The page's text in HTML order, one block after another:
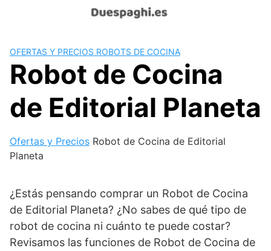
OFERTAS Y PRECIOS ROBOTS DE COCINA
Robot de Cocina
de Editorial Planeta
Ofertas y Precios Robot de Cocina de Editorial
Planeta
¿Estás pensando comprar un Robot de Cocina
de Editorial Planeta? ¿No sabes de qué tipo de
robot de cocina ni cuánto te puede costar?
Revisamos las funciones de Robot de Cocina de